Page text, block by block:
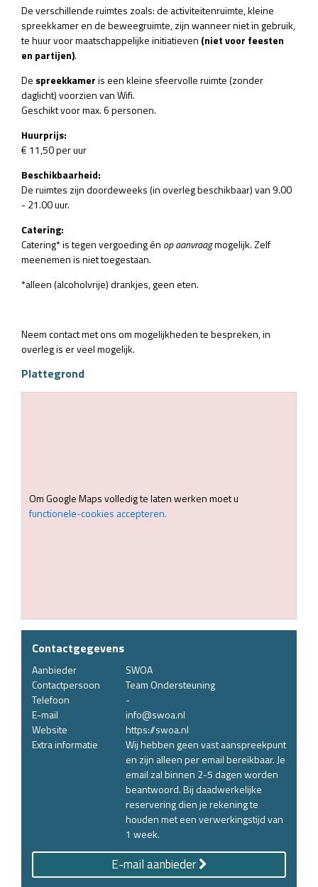
De verschillende ruimtes zoals: de activiteitenruimte, kleine
spreekkamer en de beweegruimte, zijn wanneer niet in gebruik,
te huur voor maatschappelijke initiatieven (niet voor feesten
en partijen).
De spreekkameris een kleine sfeervolle ruimte (zonder
daglicht) voorzien van Wifi.
Geschikt voor max. 6 personen.
Huurprijs:
€ 11,50 per uur
Beschikbaarheid:
De ruimtes zijn doordeweeks (in overleg beschikbaar) van 9.00
- 21.00 uur.
Catering:
Catering* is tegen vergoeding én op aanvraagmogelijk. Zelf
meenemen is niet toegestaan.
*alleen (alcoholvrije) drankjes, geen eten.
Neem contact met ons om mogelijkheden te bespreken, in
overleg is er veel mogelijk.
Plattegrond
Om Google Maps volledig te laten werken moet u
functionele-cookies accepteren.
Contactgegevens
Aanbieder
SWOA
Contactpersoon
Team Ondersteuning
Telefoon
-
E-mail
info@swoa.nl
Website
https://swoa.nl
Extra informatie
Wij hebben geen vast aanspreekpunt
en zijn alleen per email bereikbaar. Je
email zal binnen 2-5 dagen worden
beantwoord. Bij daadwerkelijke
reservering dien je rekening te
houden met een verwerkingstijd van
1 week.
E-mail aanbieder